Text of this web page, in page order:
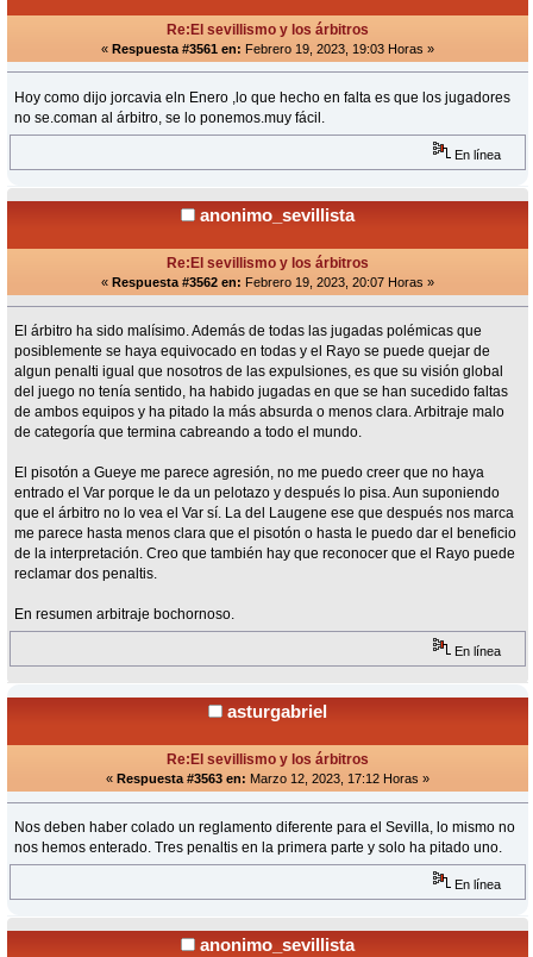
Re:El sevillismo y los árbitros
« Respuesta #3561 en: Febrero 19, 2023, 19:03 Horas »
Hoy como dijo jorcavia eln Enero ,lo que hecho en falta es que los jugadores
no se.coman al árbitro, se lo ponemos.muy fácil.
En línea
anonimo_sevillista
Re:El sevillismo y los árbitros
« Respuesta #3562 en: Febrero 19, 2023, 20:07 Horas »
El árbitro ha sido malísimo. Además de todas las jugadas polémicas que
posiblemente se haya equivocado en todas y el Rayo se puede quejar de
algun penalti igual que nosotros de las expulsiones, es que su visión global
del juego no tenía sentido, ha habido jugadas en que se han sucedido faltas
de ambos equipos y ha pitado la más absurda o menos clara. Arbitraje malo
de categoría que termina cabreando a todo el mundo.
El pisotón a Gueye me parece agresión, no me puedo creer que no haya
entrado el Var porque le da un pelotazo y después lo pisa. Aun suponiendo
que el árbitro no lo vea el Var sí. La del Laugene ese que después nos marca
me parece hasta menos clara que el pisotón o hasta le puedo dar el beneficio
de la interpretación. Creo que también hay que reconocer que el Rayo puede
reclamar dos penaltis.
En resumen arbitraje bochornoso.
En línea
asturgabriel
Re:El sevillismo y los árbitros
« Respuesta #3563 en: Marzo 12, 2023, 17:12 Horas »
Nos deben haber colado un reglamento diferente para el Sevilla, lo mismo no
nos hemos enterado. Tres penaltis en la primera parte y solo ha pitado uno.
En línea
anonimo_sevillista